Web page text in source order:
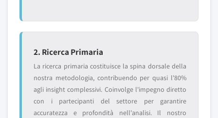
2. Ricerca Primaria
La ricerca primaria costituisce la spina dorsale della
nostra metodologia, contribuendo per quasi l'80%
agli insight complessivi. Coinvolge l'impegno diretto
con i partecipanti del settore per garantire
accuratezza e profondità nell'analisi. Il nostro